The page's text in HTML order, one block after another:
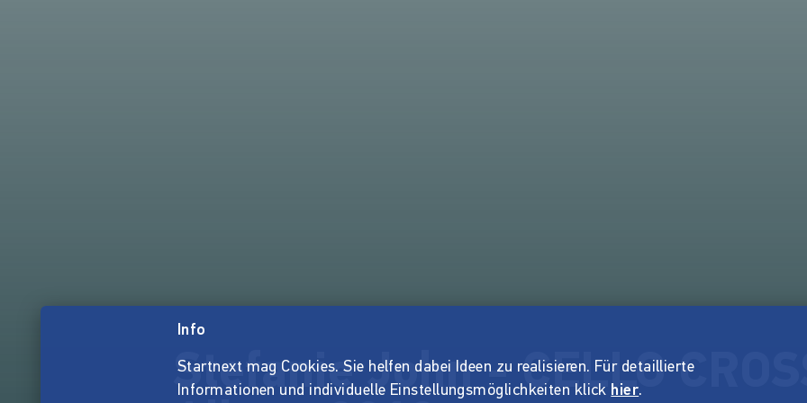
Stefanie John - CELLO
Info
Startnext mag Cookies. Sie helfen dabei Ideen zu realisieren. Für detaillierte
Informationen und individuelle Einstellungsmöglichkeiten klick hier.